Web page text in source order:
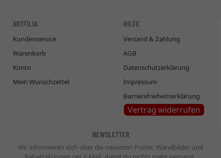
ARTFILIA
Kundenservice
Warenkorb
Konto
Mein Wunschzettel
HILFE
Versand & Zahlung
AGB
Datenschutzerklärung
Impressum
Barrierefreiheitserklärung
Vertrag widerrufen
NEWSLETTER
Wir informieren dich über die neuesten Poster, Wandbilder und